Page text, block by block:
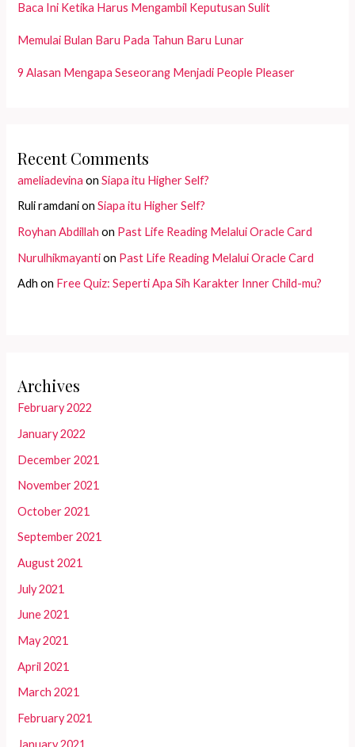
Baca Ini Ketika Harus Mengambil Keputusan Sulit
Memulai Bulan Baru Pada Tahun Baru Lunar
9 Alasan Mengapa Seseorang Menjadi People Pleaser
Recent Comments
ameliadevina onSiapa itu Higher Self?
Ruli ramdanionSiapa itu Higher Self?
Royhan Abdillah on Past Life Reading Melalui Oracle Card
Nurulhikmayantion Past Life Reading Melalui Oracle Card
Adh on Free Quiz: Seperti Apa Sih Karakter Inner Child-mu?
Archives
February 2022
January 2022
December 2021
November 2021
October 2021
September 2021
August 2021
July 2021
June 2021
May 2021
April 2021
March 2021
February 2021
January 2021